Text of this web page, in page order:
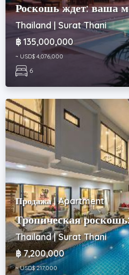
Роскошь ждет: ваша
Thailand | Surat Thani
฿ 135,000,000
~ USD$ 4,076,000
6
Продажа | Apartment
Тропическая
Thailand | Surat Thani
฿ 7,200,000
~ USD$ 217,000